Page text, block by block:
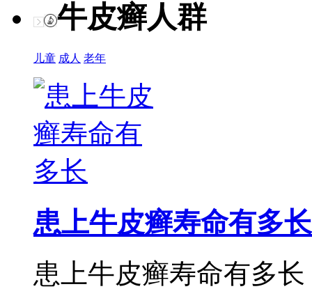
牛皮癣人群
儿童 成人 老年
患上牛皮癣寿命有多长
患上牛皮癣寿命有多